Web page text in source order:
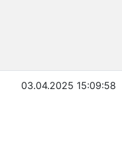
03.04.2025 15:09:58